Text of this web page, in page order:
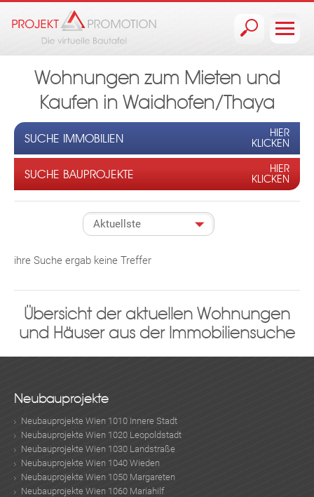
Wohnungen zum Mieten und
Kaufen in Waidhofen/Thaya
SUCHE IMMOBILIEN
HIER
KLICKEN
SUCHE BAUPROJEKTE
HIER
KLICKEN
ihre Suche ergab keine Treffer
Übersicht der aktuellen Wohnungen
und Häuser aus der Immobiliensuche
Neubauprojekte
Neubauprojekte Wien 1010 Innere Stadt
Neubauprojekte Wien 1020 Leopoldstadt
Neubauprojekte Wien 1030 Landstraße
Neubauprojekte Wien 1040 Wieden
Neubauprojekte Wien 1050 Margareten
Neubauprojekte Wien 1060 Mariahilf